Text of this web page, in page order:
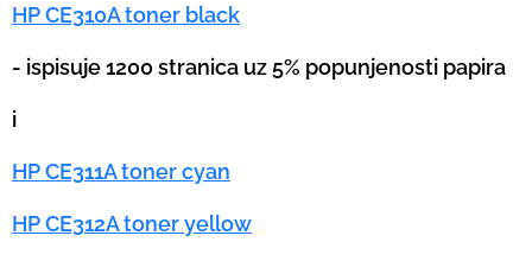
HP CE310A toner black
- ispisuje 1200 stranica uz 5% popunjenosti papira
i
HP CE311A toner cyan
HP CE312A toner yellow